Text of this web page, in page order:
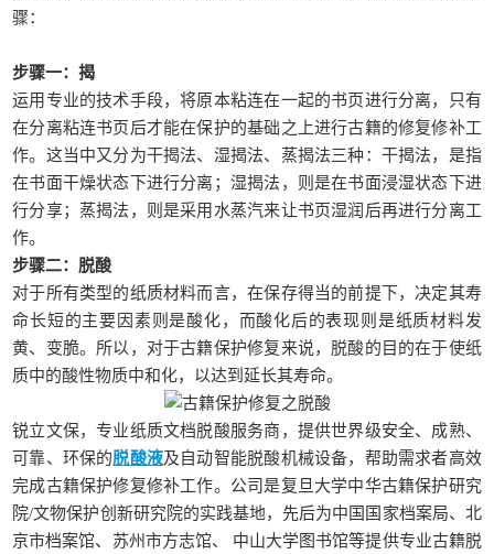
骤：
步骤一：揭
运用专业的技术手段，将原本粘连在一起的书页进行分离，只有
在分离粘连书页后才能在保护的基础之上进行古籍的修复修补工
作。这当中又分为干揭法、湿揭法、蒸揭法三种：干揭法，是指
在书面干燥状态下进行分离；湿揭法，则是在书面浸湿状态下进
行分享；蒸揭法，则是采用水蒸汽来让书页湿润后再进行分离工
作。
步骤二：脱酸
对于所有类型的纸质材料而言，在保存得当的前提下，决定其寿
命长短的主要因素则是酸化，而酸化后的表现则是纸质材料发
黄、变脆。所以，对于古籍保护修复来说，脱酸的目的在于使纸
质中的酸性物质中和化，以达到延长其寿命。
锐立文保，专业纸质文档脱酸服务商，提供世界级安全、成熟、
可靠、环保的脱酸液及自动智能脱酸机械设备，帮助需求者高效
完成古籍保护修复修补工作。公司是复旦大学中华古籍保护研究
院/文物保护创新研究院的实践基地，先后为中国国家档案局、北
京市档案馆、苏州市方志馆、 中山大学图书馆等提供专业古籍脱